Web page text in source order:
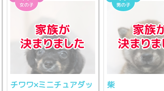
チワワ×ミニチュアダッ
柴